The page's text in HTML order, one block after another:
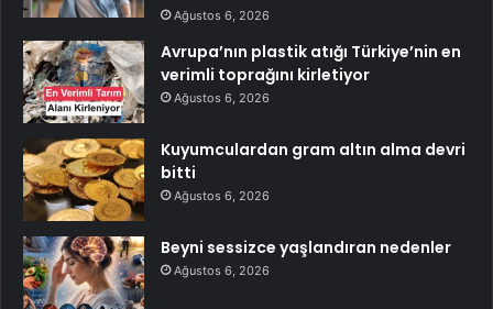
Ağustos 6, 2026
Avrupa’nın plastik atığı Türkiye’nin en
verimli toprağını kirletiyor
Ağustos 6, 2026
Kuyumculardan gram altın alma devri
bitti
Ağustos 6, 2026
Beyni sessizce yaşlandıran nedenler
Ağustos 6, 2026